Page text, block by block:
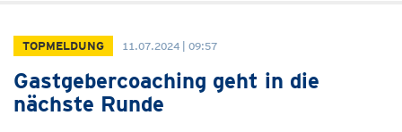
TOPMELDUNG 11.07.2024 | 09:57
Gastgebercoaching geht in die
nächste Runde